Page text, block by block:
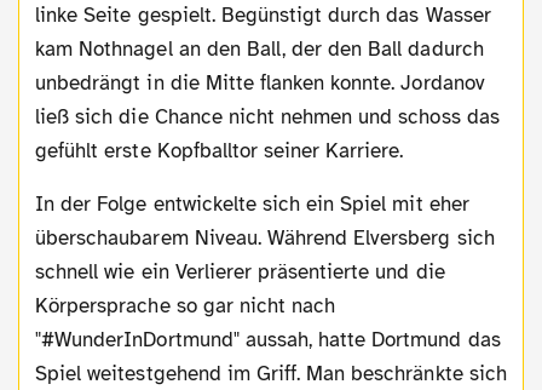
linke Seite gespielt. Begünstigt durch das Wasser
kam Nothnagel an den Ball, der den Ball dadurch
unbedrängt in die Mitte flanken konnte. Jordanov
ließ sich die Chance nicht nehmen und schoss das
gefühlt erste Kopfballtor seiner Karriere.
In der Folge entwickelte sich ein Spiel mit eher
überschaubarem Niveau. Während Elversberg sich
schnell wie ein Verlierer präsentierte und die
Körpersprache so gar nicht nach
"#WunderInDortmund" aussah, hatte Dortmund das
Spiel weitestgehend im Griff. Man beschränkte sich